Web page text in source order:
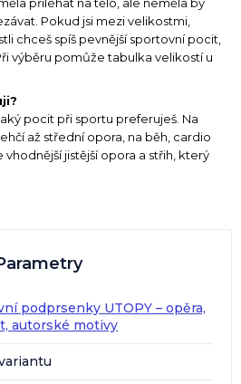
Pokud jsi mezi velikostmi,
chceš spíš pevnější sportovní pocit,
výběru pomůže tabulka velikostí u
pocit při sportu preferuješ. Na
až střední opora, na běh, cardio
jistější opora a střih, který
podprsenky UTOPY – opěra,
autorské motivy